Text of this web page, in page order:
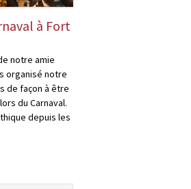
à Fort
notre amie
organisé notre
de façon à être
du Carnaval.
depuis les